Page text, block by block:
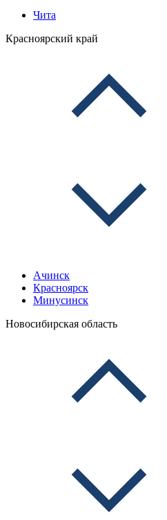
Чита
Красноярский край
Ачинск
Красноярск
Минусинск
Новосибирская область